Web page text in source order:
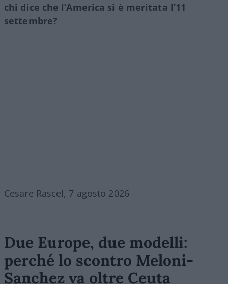
chi dice che l’America si è meritata l’11
settembre?
Cesare Rascel, 7 agosto 2026
Due Europe, due modelli:
perché lo scontro Meloni-
Sanchez va oltre Ceuta